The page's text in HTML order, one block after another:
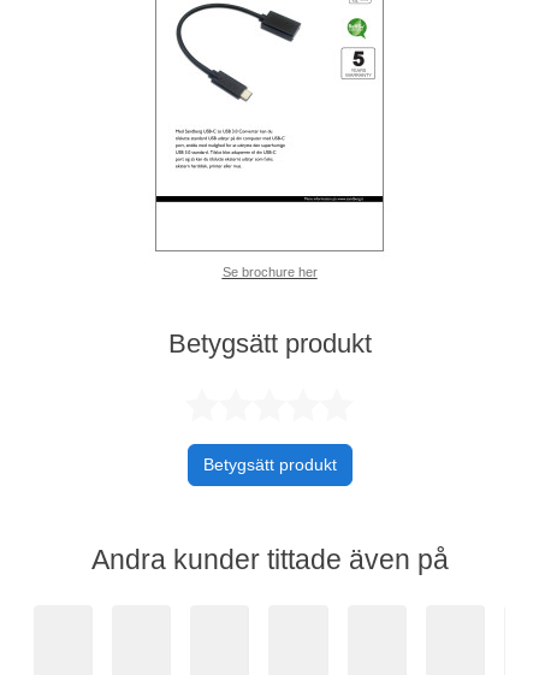
Se brochure her
Betygsätt produkt
Betygsätt produkt
Andra kunder tittade även på